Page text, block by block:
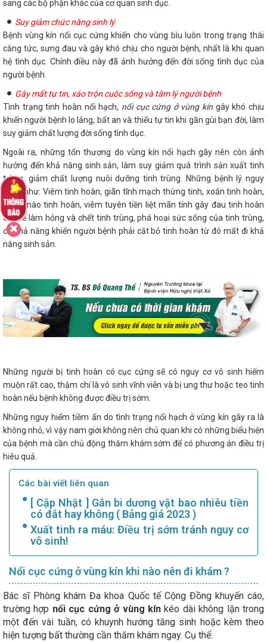
sang các bộ phận khác của cơ quan sinh dục.
Suy giảm chức năng sinh lý
Bệnh vùng kín nổi cục cứng khiến cho vùng bìu luôn trong trạng thái
căng tức, sưng đau và gây khó chịu cho người bệnh, nhất là khi quan
hệ tình dục. Chính điều này đã ảnh hưởng đến đời sống tình dục của
người bệnh.
Gây mất tự tin, xáo trộn cuộc sống và tâm lý người bệnh
Tình trạng tinh hoàn nổi hạch, nổi cục cứng ở vùng kín gây khó chịu
khiến người bệnh lo lắng, bất an và thiếu tự tin khi gần gùi bạn đời, làm
suy giảm chất lượng đời sống tình dục.
Ngoài ra, những tổn thương do vùng kín nổi hạch gây nên còn ảnh
hưởng đến khả năng sinh sản, làm suy giảm quá trình sản xuất tinh
trùng, giảm chất lượng nuôi dưỡng tinh trùng. Những bệnh lý nguy
hiểm như: Viêm tinh hoàn, giãn tĩnh mạch thừng tinh, xoắn tinh hoàn,
viêm mào tinh hoàn, viêm tuyên tiền liệt mãn tính gây đau tinh hoàn
có thể làm hỏng và chết tinh trùng, phá hoại sức sống của tinh trùng,
có khả năng khiến người bệnh phải cắt bỏ tinh hoàn từ đó mất đi khả
năng sinh sản.
Những người bị tinh hoàn có cục cứng sẽ có nguy cơ vô sinh hiếm
muộn rất cao, thậm chí là vô sinh vĩnh viễn và bị ung thư hoặc teo tinh
hoàn nếu bệnh không được điều trị sớm.
Những nguy hiểm tiềm ẩn do tình trạng nổi hạch ở vùng kín gây ra là
không nhỏ, vì vậy nam giới không nên chủ quan khi có những biểu hiện
của bệnh mà cần chủ động thăm khám sớm để có phương án điều trị
hiêu quả.
Các bài viết liên quan
[ Cập Nhật ] Gắn bi dương vật bao nhiêu tiền
có đắt hay không ( Bảng giá 2023 )
Xuất tinh ra máu: Điều trị sớm tránh nguy cơ
vô sinh!
Nổi cục cứng ở vùng kín khi nào nên đi khám ?
Bác sĩ Phòng khám Đa khoa Quốc tế Cộng Đồng khuyến cáo,
trường hợp nổi cục cứng ở vùng kínkéo dài không lặn trong
một đến vài tuần, có khuynh hướng tăng sinh hoặc kèm theo
hiện tượng bất thường cần thăm khám ngay. Cụ thể: